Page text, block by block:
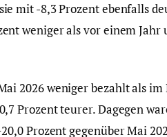
mit -8,3 Prozent ebenfalls
weniger als vor einem Jahr
2026 weniger bezahlt als im
Prozent teurer. Dagegen
Prozent gegenüber Mai